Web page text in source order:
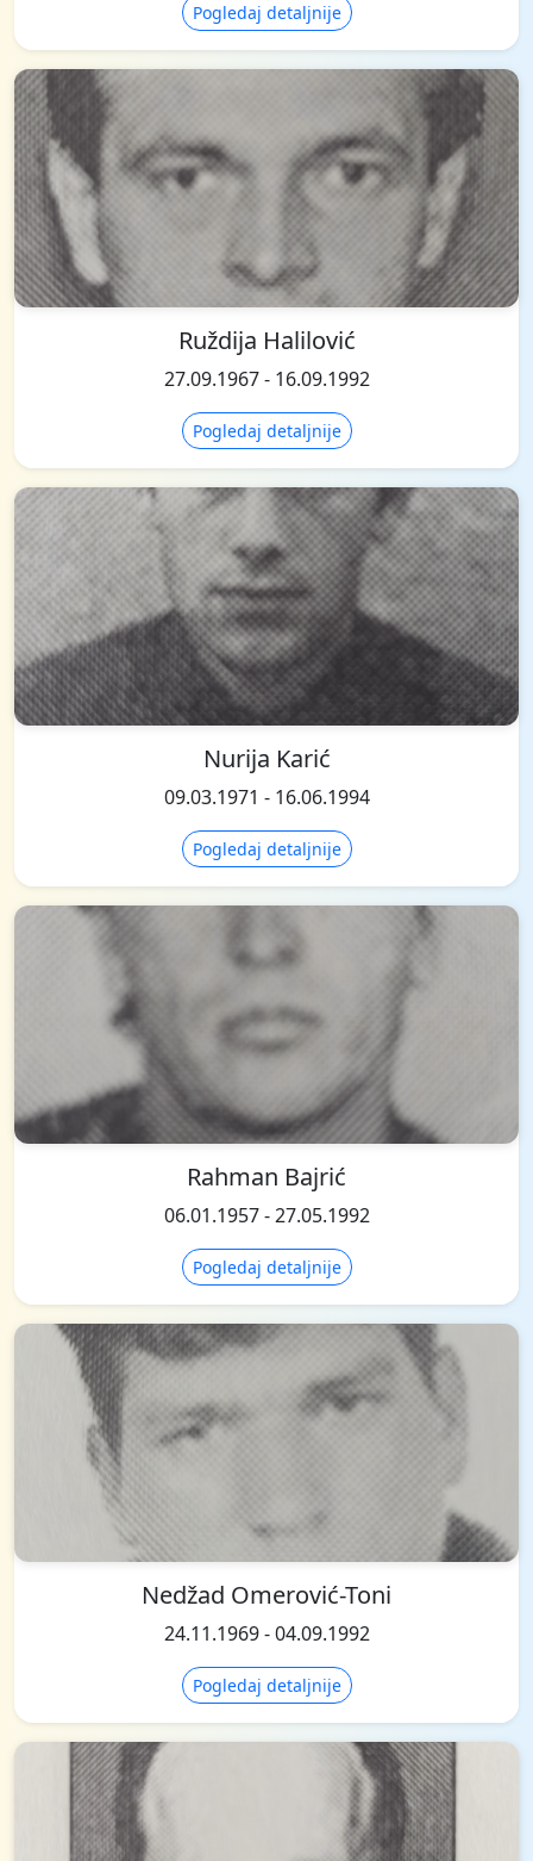
Pogledaj detaljnije
Ruždija Halilović
27.09.1967 - 16.09.1992
Pogledaj detaljnije
Nurija Karić
09.03.1971 - 16.06.1994
Pogledaj detaljnije
Rahman Bajrić
06.01.1957 - 27.05.1992
Pogledaj detaljnije
Nedžad Omerović-Toni
24.11.1969 - 04.09.1992
Pogledaj detaljnije